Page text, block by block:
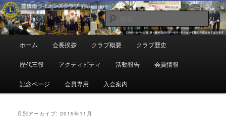
メ
イ
ン
コ
サ
ブ
コ
ン
豊橋南ライオンズクラブ
地域奉仕ボランティア
検
索
ュ
ホーム 会長挨拶 クラブ概要 クラブ歴史
歴代三役 アクティビティ 活動報告 会員情報
記念ページ 会員専用 入会案内
月別アーカイブ:2015年11月